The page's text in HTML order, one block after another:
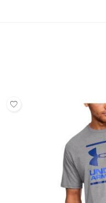
geçirmez ve nefes alabilir
(DWR) işlemi